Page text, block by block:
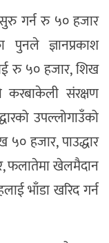
सुरु गर्न रु ५० हजार
ज्ञानप्रकाश
रु ५० हजार, शिख
संरक्षण
उपल्लोगाउँको
हजार, पाउद्धार
फलातेमा खेलमैदान
भाँडा खरिद गर्न